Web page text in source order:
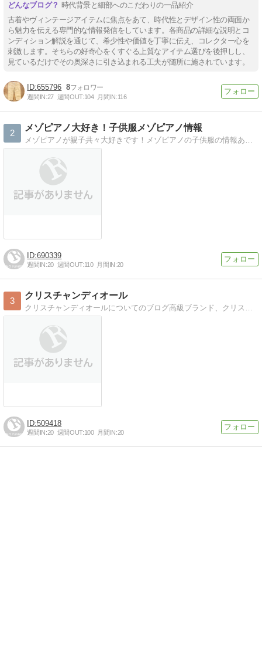
時代背景と細部へのこだわりの一品紹介
古着やヴィンテージアイテムに焦点をあて、時代性とデザイン性の両面か
ら魅力を伝える専門的な情報発信をしています。各商品の詳細な説明とコ
ンディション解説を通じて、希少性や価値を丁寧に伝え、コレクター心を
刺激します。そちらの好奇心をくすぐる上質なアイテム選びを後押しし、
見ているだけでその奥深さに引き込まれる工夫が随所に施されています。
655796 8
週間IN:27 週間OUT:104 月間IN:116
2
メゾピアノ大好き！子供服メゾピアノ情報
メゾピアノが親子共々大好きです！メゾピアノの子供服の情報あれこれを紹介しています。
690339
週間IN:20 週間OUT:110 月間IN:20
3
クリスチャンディオール
クリスチャンディオールについてのブログ高級ブランド、クリスチャンディオールについて詳しくなりましょう。
509418
週間IN:20 週間OUT:100 月間IN:20